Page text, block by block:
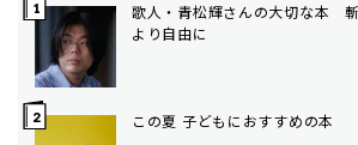
歌人・青松輝さんの大切な本 斬
より自由に
この夏 子どもにおすすめの本